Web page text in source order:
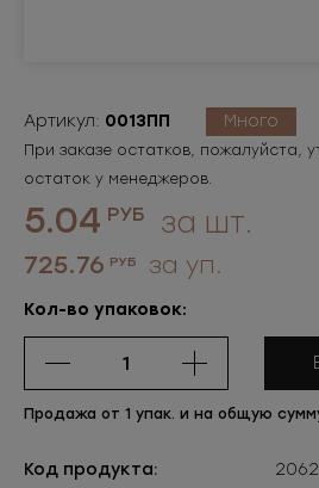
Артикул: 0013ПП Много
При заказе остатков, пожалуйста,
остаток у менеджеров.
5.04 РУБ за шт.
725.76 РУБ за уп.
Кол-во упаковок:
Продажа от 1 упак. и на общую
Код продукта: